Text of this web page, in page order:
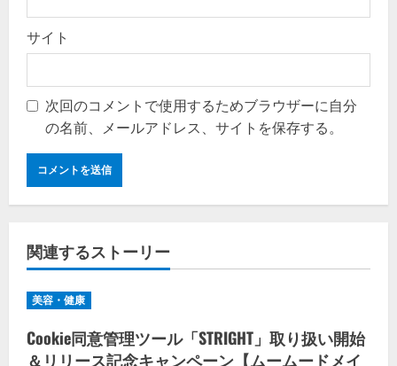
サイト
次回のコメントで使用するためブラウザーに自分
の名前、メールアドレス、サイトを保存する。
関連するストーリー
美容・健康
Cookie同意管理ツール「STRIGHT」取り扱い開始
＆リリース記念キャンペーン【ムームードメイ